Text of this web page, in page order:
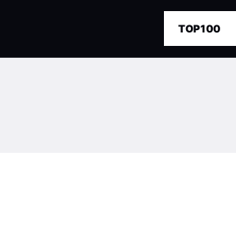
TOP100